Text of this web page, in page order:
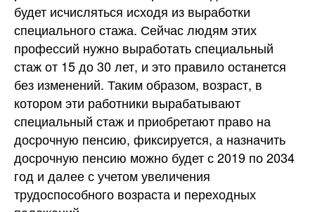
будет исчисляться исходя из выработки
специального стажа. Сейчас людям этих
профессий нужно выработать специальный
стаж от 15 до 30 лет, и это правило останется
без изменений. Таким образом, возраст, в
котором эти работники вырабатывают
специальный стаж и приобретают право на
досрочную пенсию, фиксируется, а назначить
досрочную пенсию можно будет с 2019 по 2034
год и далее с учетом увеличения
трудоспособного возраста и переходных